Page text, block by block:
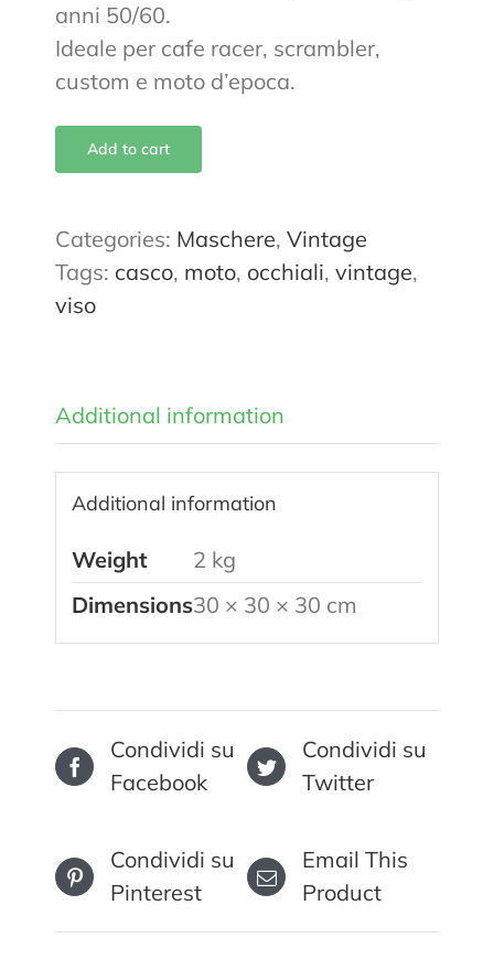
anni 50/60.
Ideale per cafe racer, scrambler,
custom e moto d’epoca.
Add to cart
Categories: Maschere, Vintage
Tags: casco, moto, occhiali, vintage,
viso
Additional information
Additional information
Weight
2 kg
Dimensions30 × 30 × 30 cm
Condividi su
Facebook
Condividi su
Twitter
Condividi su
Pinterest
Email This
Product